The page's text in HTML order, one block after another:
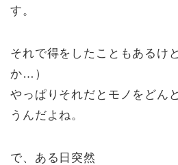
す。
それで得をしたこともあるけ
か…）
やっぱりそれだとモノをどん
うんだよね。
で、ある日突然